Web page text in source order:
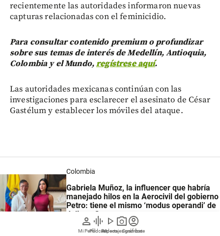
person
Mi Perfil
graphic_eq
Pódcast
play_arrow
Videos
photo_camera
Reportajes gráficos
account_circle
Suscríbete
recientemente las autoridades informaron nuevas
capturas relacionadas con el feminicidio.
Para consultar contenido premium o profundizar
sobre sus temas de interés de Medellín, Antioquia,
Colombia y el Mundo,regístrese aquí.
Las autoridades mexicanas continúan con las
investigaciones para esclarecer el asesinato de César
Gastélum y establecer los móviles del ataque.
Colombia
Gabriela Muñoz, la influencer que habría
manejado hilos en la Aerocivil del gobierno
Petro: tiene el mismo ‘modus operandi’ de
Juliana Guerrero